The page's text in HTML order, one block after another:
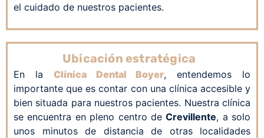
el cuidado de nuestros pacientes.
Ubicación estratégica
En la Clínica Dental Boyer, entendemos lo
importante que es contar con una clínica accesible y
bien situada para nuestros pacientes. Nuestra clínica
se encuentra en pleno centro deCrevillente, a solo
unos minutos de distancia de otras localidades